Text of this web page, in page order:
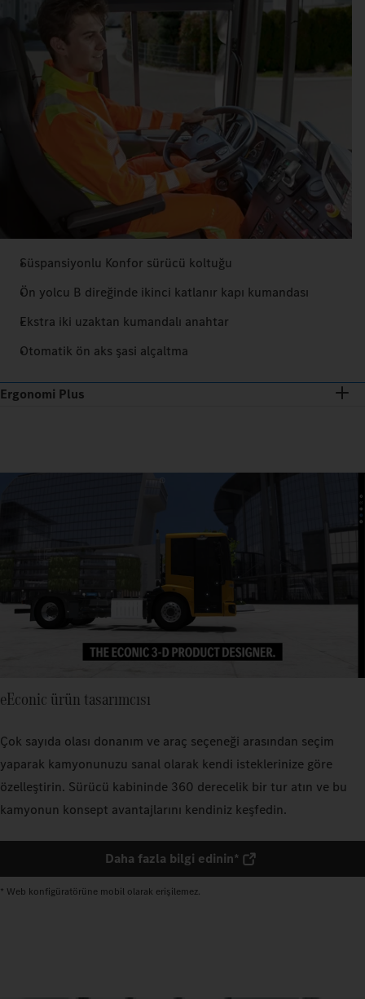
Süspansiyonlu Konfor sürücü koltuğu
Ön yolcu B direğinde ikinci katlanır kapı kumandası
Ekstra iki uzaktan kumandalı anahtar
Otomatik ön aks şasi alçaltma
Ergonomi Plus
eEconic ürün tasarımcısı
Çok sayıda olası donanım ve araç seçeneği arasından seçim
yaparak kamyonunuzu sanal olarak kendi isteklerinize göre
özelleştirin. Sürücü kabininde 360 derecelik bir tur atın ve bu
kamyonun konsept avantajlarını kendiniz keşfedin.
Daha fazla bilgi edinin*
* Web konfigüratörüne mobil olarak erişilemez.